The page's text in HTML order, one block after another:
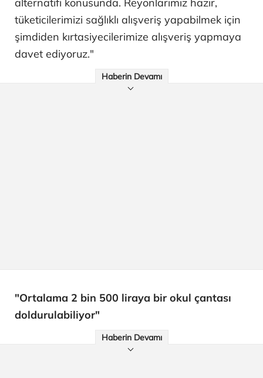
alternatifi konusunda. Reyonlarımız hazır,
tüketicilerimizi sağlıklı alışveriş yapabilmek için
şimdiden kırtasiyecilerimize alışveriş yapmaya
davet ediyoruz."
Haberin Devamı
"Ortalama 2 bin 500 liraya bir okul çantası
doldurulabiliyor"
Haberin Devamı